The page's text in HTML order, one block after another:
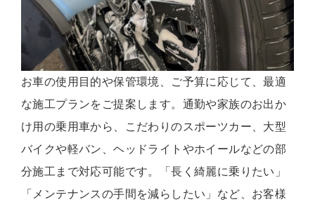
お車の使用目的や保管環境、ご予算に応じて、最適
な施工プランをご提案します。通勤や家族のお出か
け用の乗用車から、こだわりのスポーツカー、大型
バイクや軽バン、ヘッドライトやホイールなどの部
分施工まで対応可能です。「長く綺麗に乗りたい」
「メンテナンスの手間を減らしたい」など、お客様